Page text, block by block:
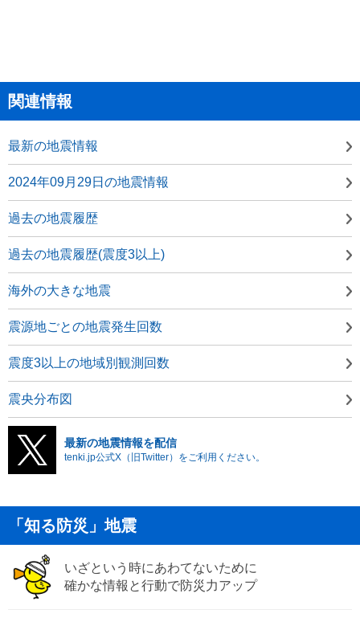
関連情報
最新の地震情報
2024年09月29日の地震情報
過去の地震履歴
過去の地震履歴(震度3以上)
海外の大きな地震
震源地ごとの地震発生回数
震度3以上の地域別観測回数
震央分布図
最新の地震情報を配信
tenki.jp公式X（旧Twitter）をご利用ください。
「知る防災」地震
いざという時にあわてないために
確かな情報と行動で防災力アップ